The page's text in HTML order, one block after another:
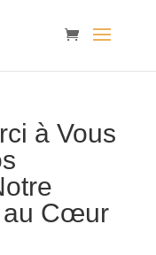
à Vous
au Cœur